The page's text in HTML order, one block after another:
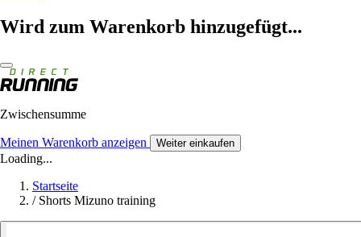
Wird zum Warenkorb hinzugefügt...
Zwischensumme
Meinen Warenkorb anzeigen Weiter einkaufen
Loading...
Startseite
/ Shorts Mizuno training